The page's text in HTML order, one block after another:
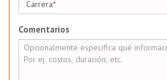
Comentarios